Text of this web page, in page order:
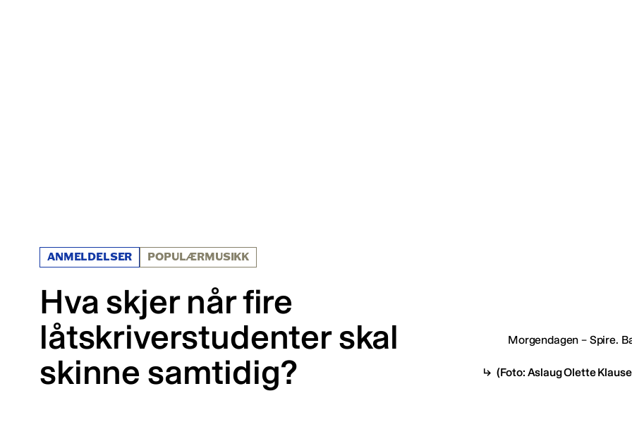
(Foto: Aslaug Olette
ANMELDELSER POPULÆRMUSIKK
Hva skjer når fire
låtskriverstudenter skal
skinne samtidig?